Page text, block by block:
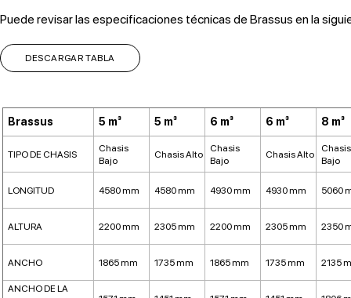
Puede revisar las especificaciones técnicas de Brassus en la
DESCARGAR TABLA
Brassus 5 m³ 5 m³ 6 m³ 6 m³ 8 m³
TIPO DE CHASIS
Chasis
Bajo
Chasis Alto
Chasis
Bajo
Chasis Alto
Chasis
Bajo
LONGITUD 4580 mm 4580 mm 4930 mm 4930 mm 5060
ALTURA 2200 mm 2305 mm 2200 mm 2305 mm 2350
ANCHO 1865 mm 1735 mm 1865 mm 1735 mm 2135
ANCHO DE LA